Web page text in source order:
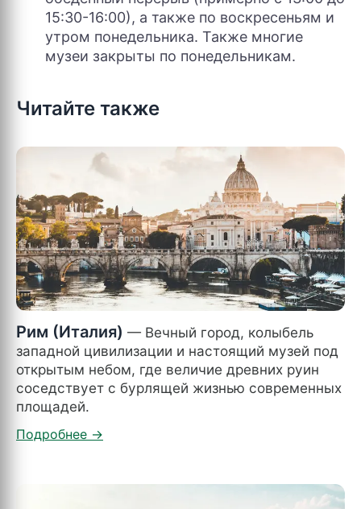
15:30-16:00), а также по воскресеньям и
утром понедельника. Также многие
музеи закрыты по понедельникам.
Читайте также
Рим (Италия) — Вечный город, колыбель
западной цивилизации и настоящий музей под
открытым небом, где величие древних руин
соседствует с бурлящей жизнью современных
площадей.